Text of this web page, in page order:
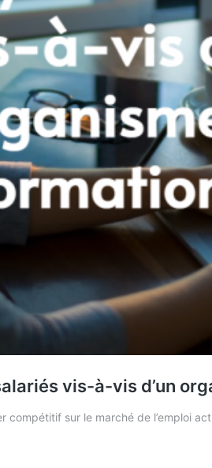
vis-à-vis d’un
sur le marché de l’emploi